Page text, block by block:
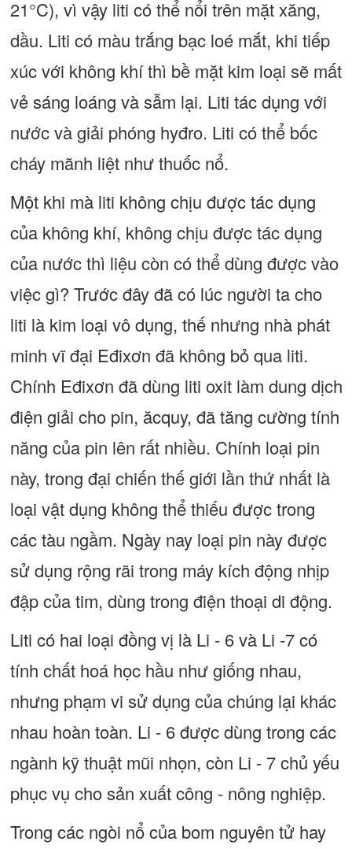
21°C), vì vậy liti có thể nổi trên mặt xăng,
dầu. Liti có màu trắng bạc loé mắt, khi tiếp
xúc với không khí thì bề mặt kim loại sẽ mất
vẻ sáng loáng và sẫm lại. Liti tác dụng với
nước và giải phóng hyđro. Liti có thể bốc
cháy mãnh liệt như thuốc nổ.
Một khi mà liti không chịu được tác dụng
của không khí, không chịu được tác dụng
của nước thì liệu còn có thể dùng được vào
việc gì? Trước đây đã có lúc người ta cho
liti là kim loại vô dụng, thế nhưng nhà phát
minh vĩ đại Eđixơn đã không bỏ qua liti.
Chính Eđixơn đã dùng liti oxit làm dung dịch
điện giải cho pin, ăcquy, đã tăng cường tính
năng của pin lên rất nhiều. Chính loại pin
này, trong đại chiến thế giới lần thứ nhất là
loại vật dụng không thể thiếu được trong
các tàu ngầm. Ngày nay loại pin này được
sử dụng rộng rãi trong máy kích động nhịp
đập của tim, dùng trong điện thoại di động.
Liti có hai loại đồng vị là Li - 6 và Li -7 có
tính chất hoá học hầu như giống nhau,
nhưng phạm vi sử dụng của chúng lại khác
nhau hoàn toàn. Li - 6 được dùng trong các
ngành kỹ thuật mũi nhọn, còn Li - 7 chủ yếu
phục vụ cho sản xuất công - nông nghiệp.
Trong các ngòi nổ của bom nguyên tử hay